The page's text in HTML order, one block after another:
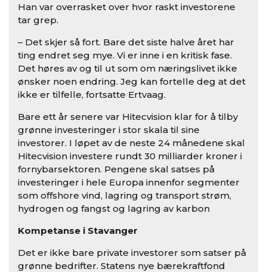
Han var overrasket over hvor raskt investorene
tar grep.
– Det skjer så fort. Bare det siste halve året har
ting endret seg mye. Vi er inne i en kritisk fase.
Det høres av og til ut som om næringslivet ikke
ønsker noen endring. Jeg kan fortelle deg at det
ikke er tilfelle, fortsatte Ertvaag.
Bare ett år senere var Hitecvision klar for å tilby
grønne investeringer i stor skala til sine
investorer. I løpet av de neste 24 månedene skal
Hitecvision investere rundt 30 milliarder kroner i
fornybarsektoren. Pengene skal satses på
investeringer i hele Europa innenfor segmenter
som offshore vind, lagring og transport strøm,
hydrogen og fangst og lagring av karbon
Kompetanse i Stavanger
Det er ikke bare private investorer som satser på
grønne bedrifter. Statens nye bærekraftfond